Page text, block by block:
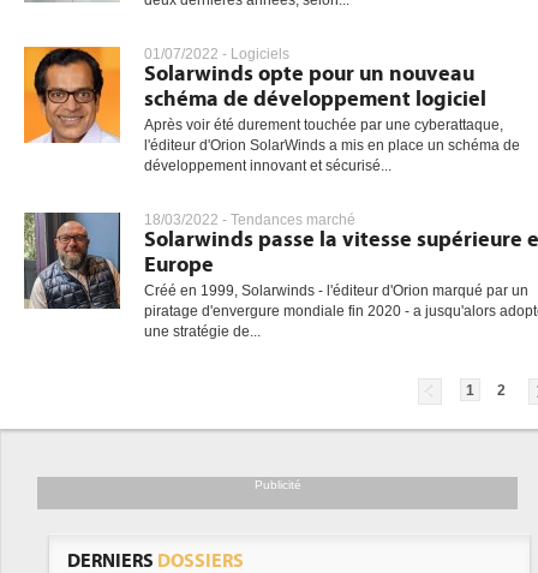
01/07/2022 - Logiciels
Solarwinds opte pour un nouveau
schéma de développement logiciel
Après voir été durement touchée par une cyberattaque,
l'éditeur d'Orion SolarWinds a mis en place un schéma de
développement innovant et sécurisé...
18/03/2022 - Tendances marché
Solarwinds passe la vitesse supérieure
Europe
Créé en 1999, Solarwinds - l'éditeur d'Orion marqué par un
piratage d'envergure mondiale fin 2020 - a jusqu'alors
une stratégie de...
1 2
Publicité
DERNIERS DOSSIERS